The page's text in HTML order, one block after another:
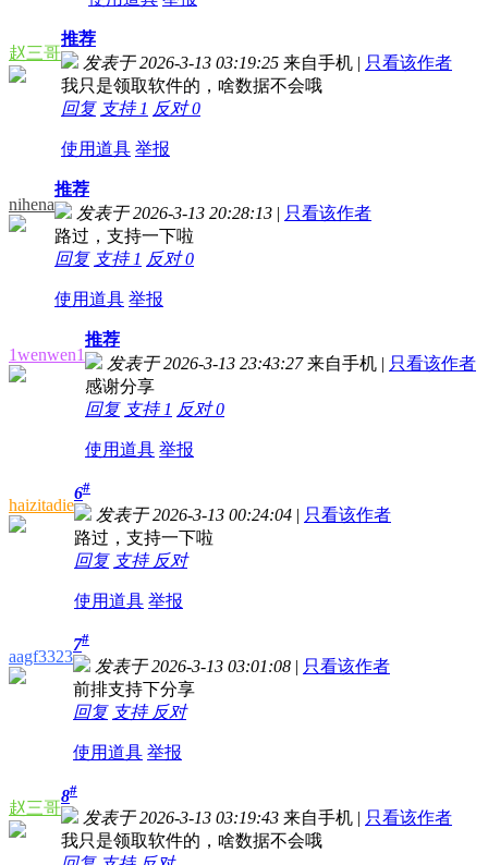
赵三哥
推荐
发表于 2026-3-13 03:19:25 来自手机 | 只看该作者
我只是领取软件的，啥数据不会哦
回复 支持 1 反对0
使用道具 举报
nihena
推荐
发表于 2026-3-13 20:28:13 | 只看该作者
路过，支持一下啦
回复 支持 1 反对0
使用道具 举报
1wenwen1
推荐
发表于 2026-3-13 23:43:27 来自手机 | 只看该作者
感谢分享
回复 支持 1 反对0
使用道具 举报
haizitadie
6#
发表于 2026-3-13 00:24:04 | 只看该作者
路过，支持一下啦
回复 支持 反对
使用道具 举报
aagf3323
7#
发表于 2026-3-13 03:01:08 | 只看该作者
前排支持下分享
回复 支持 反对
使用道具 举报
赵三哥
8#
发表于 2026-3-13 03:19:43 来自手机 | 只看该作者
我只是领取软件的，啥数据不会哦